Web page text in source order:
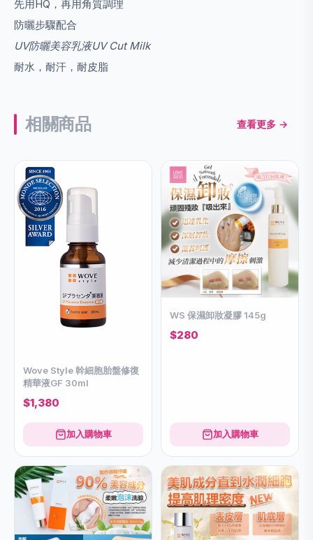
先用HQ，再用角質調理
防曬步驟配合
UV防曬美容乳液UV Cut Milk
耐水，耐汗，耐皮脂
相關商品 查看更多 →
Wove Style 幹細胞胎盤修復
精華液GF 30ml
$1,380
加入購物車
WS 保濕卸妝凝膠 145g
$280
加入購物車